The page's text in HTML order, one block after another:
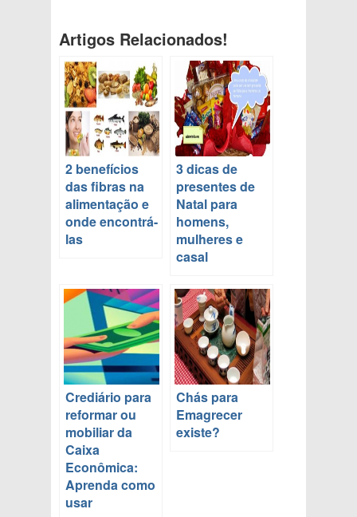
Artigos Relacionados!
2 benefícios
das fibras na
alimentação e
onde encontrá-
las
3 dicas de
presentes de
Natal para
homens,
mulheres e
casal
Crediário para
reformar ou
mobiliar da
Caixa
Econômica:
Aprenda como
usar
Chás para
Emagrecer
existe?